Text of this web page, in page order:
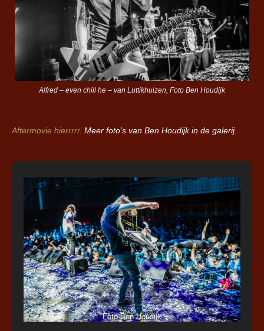
Alfred – even chill he – van Luttikhuizen, Foto Ben Houdijk
Aftermovie hierrrrr. Meer foto’s van Ben Houdijk in de galerij.
Foto Ben Houdijk